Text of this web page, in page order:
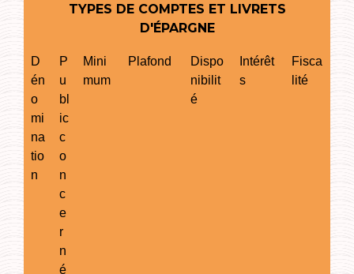
TYPES DE COMPTES ET LIVRETS
D'ÉPARGNE
D
én
o
mi
na
tio
n
P
u
bl
ic
c
o
n
c
e
r
n
é
Mini
mum
Plafond
Dispo
nibilit
é
Intérêt
s
Fisca
lité